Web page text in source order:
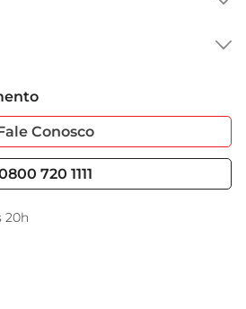
Conosco
720 1111
20h